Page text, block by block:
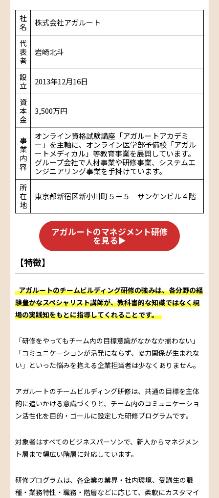
社
名
株式会社アガルート
代
表
者
岩崎北斗
設
立
2013年12月16日
資
本
金
3,500万円
事
業
内
容
オンライン資格試験講座「アガルートアカデミ
ー」を主軸に、オンライン医学部予備校「アガル
ートメディカル」等教育事業を展開しています。
グループ会社で人材事業や研修事業、システムエ
ンジニアリング事業を手掛けています。
所
在
地
東京都新宿区新小川町５－５ サンケンビル４階
アガルートのマネジメント研修
を見る▶
【特徴】
アガルートのチームビルディング研修の強みは、各分野の経
験豊かなスペシャリスト講師が、教科書的な知識ではなく現
場の実践知をもとに指導してくれることです。
「研修をやってもチーム内の目標意識がなかなか揃わない」
「コミュニケーションが活発にならず、協力関係が生まれな
い」といった悩みを抱える企業担当者は少なくありません。
アガルートのチームビルディング研修は、共通の目標を主体
的に追いかける意識づくりと、チーム内のコミュニケーショ
ン活性化を目的・ゴールに設定した研修プログラムです。
対象者はすべてのビジネスパーソンで、新人からマネジメン
ト層まで幅広い階層に対応しています。
研修プログラムは、各企業の業界・社内環境、受講生の職
種・業務特性・職務・階層などに応じて、柔軟にカスタマイ